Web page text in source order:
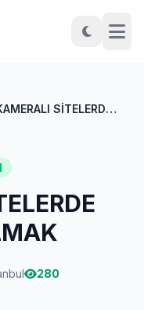
KAMERALI SİTELERDE MODEL OLMAK
280